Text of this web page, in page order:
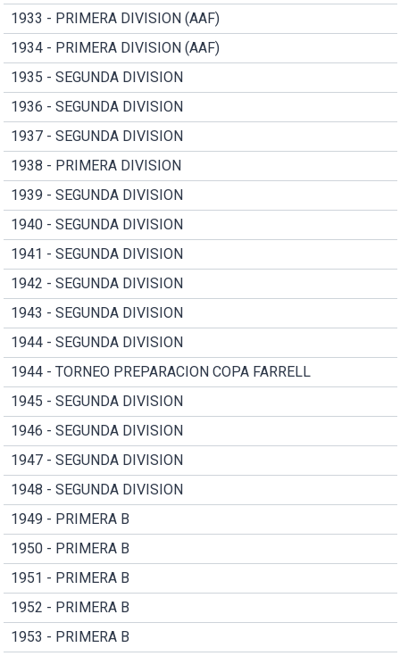
1933 - PRIMERA DIVISION (AAF)
1934 - PRIMERA DIVISION (AAF)
1935 - SEGUNDA DIVISION
1936 - SEGUNDA DIVISION
1937 - SEGUNDA DIVISION
1938 - PRIMERA DIVISION
1939 - SEGUNDA DIVISION
1940 - SEGUNDA DIVISION
1941 - SEGUNDA DIVISION
1942 - SEGUNDA DIVISION
1943 - SEGUNDA DIVISION
1944 - SEGUNDA DIVISION
1944 - TORNEO PREPARACION COPA FARRELL
1945 - SEGUNDA DIVISION
1946 - SEGUNDA DIVISION
1947 - SEGUNDA DIVISION
1948 - SEGUNDA DIVISION
1949 - PRIMERA B
1950 - PRIMERA B
1951 - PRIMERA B
1952 - PRIMERA B
1953 - PRIMERA B